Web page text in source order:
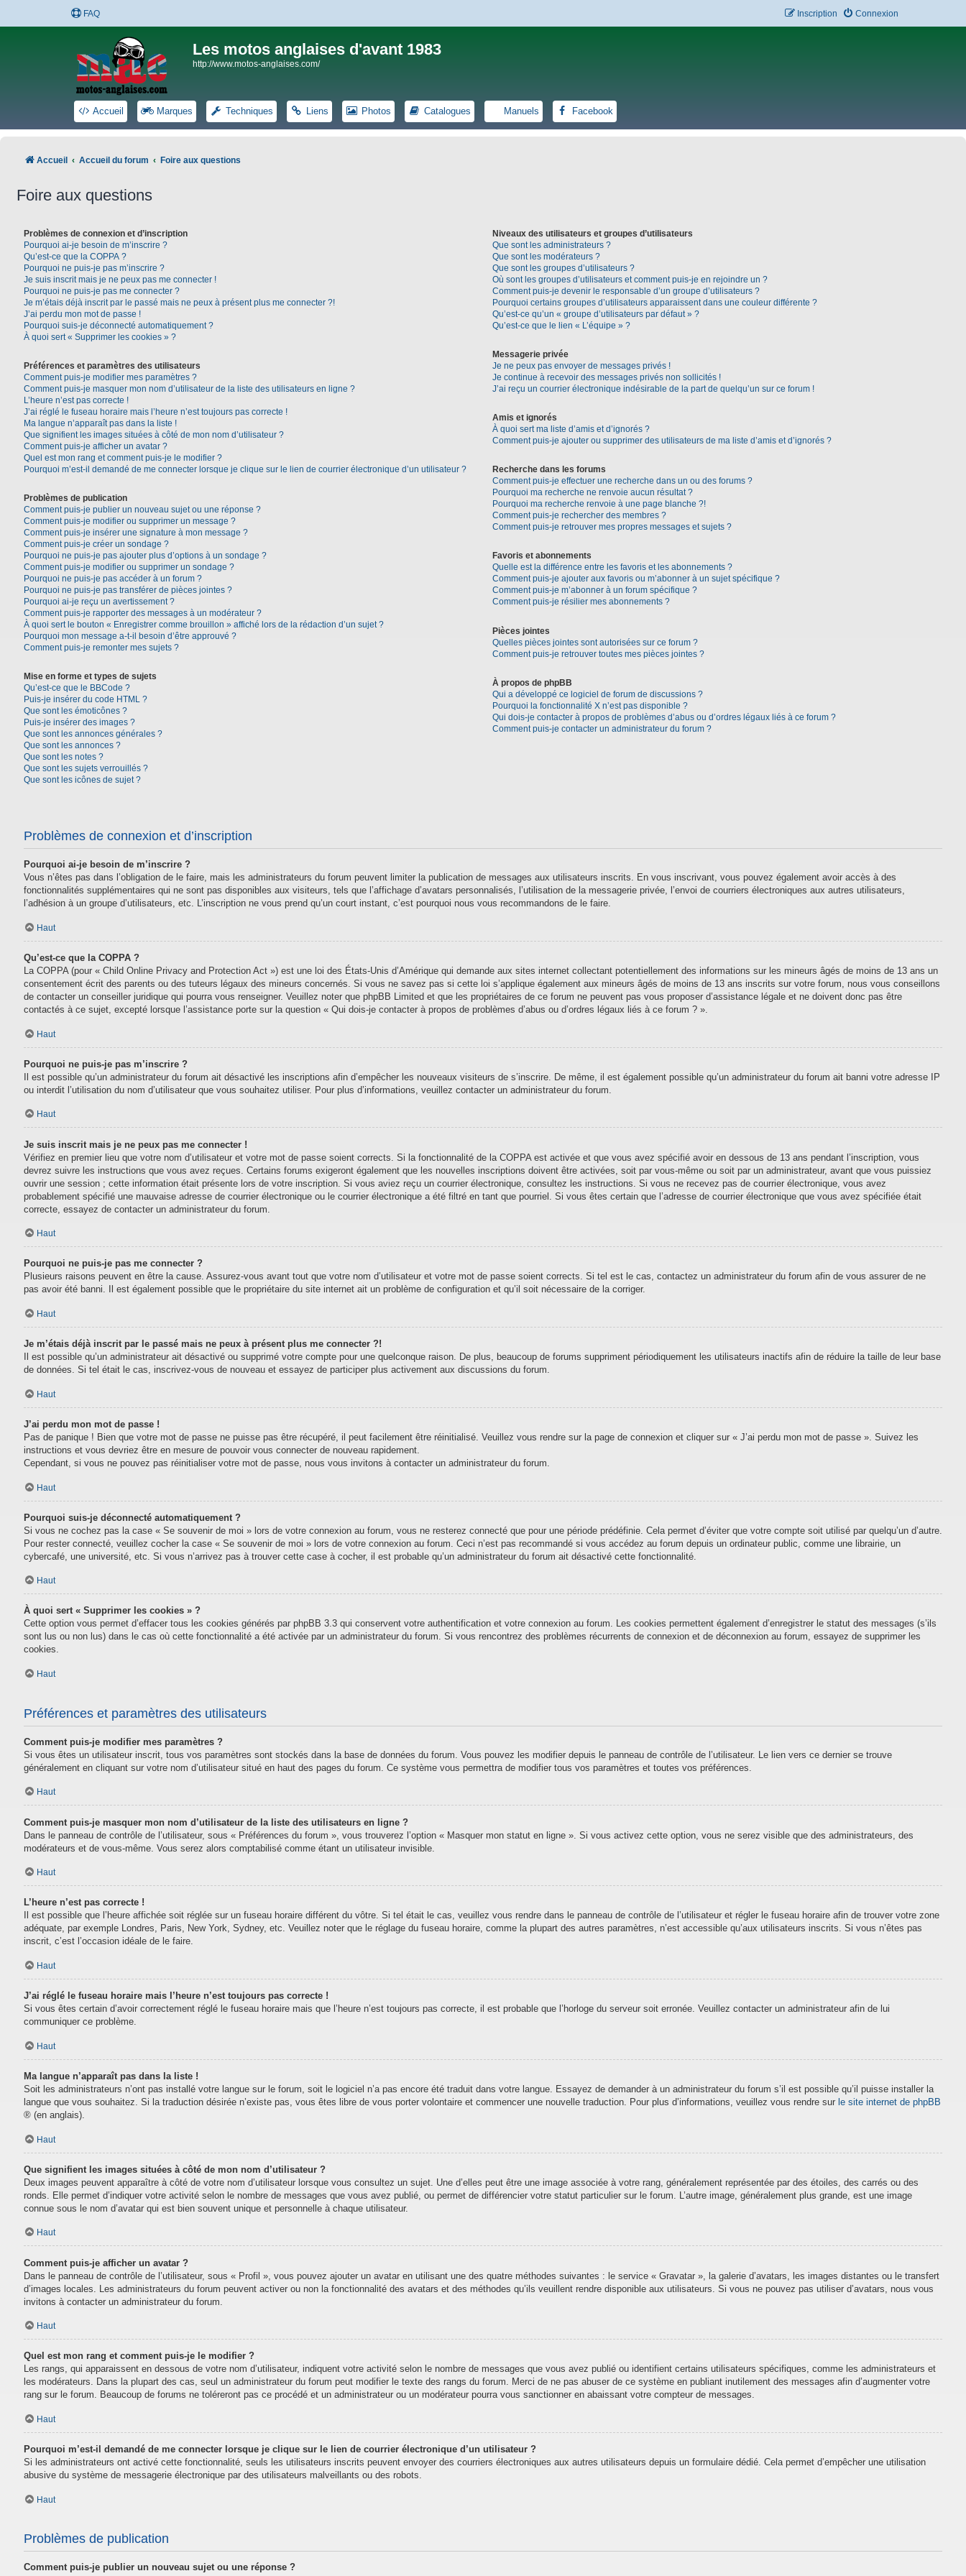
FAQ Connexion
Inscription
Les motos anglaises d'avant 1983
http://www.motos-anglaises.com/
Accueil Marques Techniques Liens Photos Catalogues Manuels Facebook
Accueil Accueil du forum Foire aux questions
Foire aux questions
Problèmes de connexion et d’inscription
Pourquoi ai-je besoin de m’inscrire ?
Qu’est-ce que la COPPA ?
Pourquoi ne puis-je pas m’inscrire ?
Je suis inscrit mais je ne peux pas me connecter !
Pourquoi ne puis-je pas me connecter ?
Je m’étais déjà inscrit par le passé mais ne peux à présent plus me connecter ?!
J’ai perdu mon mot de passe !
Pourquoi suis-je déconnecté automatiquement ?
À quoi sert « Supprimer les cookies » ?
Préférences et paramètres des utilisateurs
Comment puis-je modifier mes paramètres ?
Comment puis-je masquer mon nom d’utilisateur de la liste des utilisateurs en ligne ?
L’heure n’est pas correcte !
J’ai réglé le fuseau horaire mais l’heure n’est toujours pas correcte !
Ma langue n’apparaît pas dans la liste !
Que signifient les images situées à côté de mon nom d’utilisateur ?
Comment puis-je afficher un avatar ?
Quel est mon rang et comment puis-je le modifier ?
Pourquoi m’est-il demandé de me connecter lorsque je clique sur le lien de courrier électronique d’un utilisateur ?
Problèmes de publication
Comment puis-je publier un nouveau sujet ou une réponse ?
Comment puis-je modifier ou supprimer un message ?
Comment puis-je insérer une signature à mon message ?
Comment puis-je créer un sondage ?
Pourquoi ne puis-je pas ajouter plus d’options à un sondage ?
Comment puis-je modifier ou supprimer un sondage ?
Pourquoi ne puis-je pas accéder à un forum ?
Pourquoi ne puis-je pas transférer de pièces jointes ?
Pourquoi ai-je reçu un avertissement ?
Comment puis-je rapporter des messages à un modérateur ?
À quoi sert le bouton « Enregistrer comme brouillon » affiché lors de la rédaction d’un sujet ?
Pourquoi mon message a-t-il besoin d’être approuvé ?
Comment puis-je remonter mes sujets ?
Mise en forme et types de sujets
Qu’est-ce que le BBCode ?
Puis-je insérer du code HTML ?
Que sont les émoticônes ?
Puis-je insérer des images ?
Que sont les annonces générales ?
Que sont les annonces ?
Que sont les notes ?
Que sont les sujets verrouillés ?
Que sont les icônes de sujet ?
Niveaux des utilisateurs et groupes d’utilisateurs
Que sont les administrateurs ?
Que sont les modérateurs ?
Que sont les groupes d’utilisateurs ?
Où sont les groupes d’utilisateurs et comment puis-je en rejoindre un ?
Comment puis-je devenir le responsable d’un groupe d’utilisateurs ?
Pourquoi certains groupes d’utilisateurs apparaissent dans une couleur différente ?
Qu’est-ce qu’un « groupe d’utilisateurs par défaut » ?
Qu’est-ce que le lien « L’équipe » ?
Messagerie privée
Je ne peux pas envoyer de messages privés !
Je continue à recevoir des messages privés non sollicités !
J’ai reçu un courrier électronique indésirable de la part de quelqu’un sur ce forum !
Amis et ignorés
À quoi sert ma liste d’amis et d’ignorés ?
Comment puis-je ajouter ou supprimer des utilisateurs de ma liste d’amis et d’ignorés ?
Recherche dans les forums
Comment puis-je effectuer une recherche dans un ou des forums ?
Pourquoi ma recherche ne renvoie aucun résultat ?
Pourquoi ma recherche renvoie à une page blanche ?!
Comment puis-je rechercher des membres ?
Comment puis-je retrouver mes propres messages et sujets ?
Favoris et abonnements
Quelle est la différence entre les favoris et les abonnements ?
Comment puis-je ajouter aux favoris ou m’abonner à un sujet spécifique ?
Comment puis-je m’abonner à un forum spécifique ?
Comment puis-je résilier mes abonnements ?
Pièces jointes
Quelles pièces jointes sont autorisées sur ce forum ?
Comment puis-je retrouver toutes mes pièces jointes ?
À propos de phpBB
Qui a développé ce logiciel de forum de discussions ?
Pourquoi la fonctionnalité X n’est pas disponible ?
Qui dois-je contacter à propos de problèmes d’abus ou d’ordres légaux liés à ce forum ?
Comment puis-je contacter un administrateur du forum ?
Problèmes de connexion et d’inscription
Pourquoi ai-je besoin de m’inscrire ?
Vous n’êtes pas dans l’obligation de le faire, mais les administrateurs du forum peuvent limiter la publication de messages aux utilisateurs inscrits. En vous inscrivant, vous pouvez également avoir accès à des
fonctionnalités supplémentaires qui ne sont pas disponibles aux visiteurs, tels que l’affichage d’avatars personnalisés, l’utilisation de la messagerie privée, l’envoi de courriers électroniques aux autres utilisateurs,
l’adhésion à un groupe d’utilisateurs, etc. L’inscription ne vous prend qu’un court instant, c’est pourquoi nous vous recommandons de le faire.
Haut
Qu’est-ce que la COPPA ?
La COPPA (pour « Child Online Privacy and Protection Act ») est une loi des États-Unis d’Amérique qui demande aux sites internet collectant potentiellement des informations sur les mineurs âgés de moins de 13 ans un
consentement écrit des parents ou des tuteurs légaux des mineurs concernés. Si vous ne savez pas si cette loi s’applique également aux mineurs âgés de moins de 13 ans inscrits sur votre forum, nous vous conseillons
de contacter un conseiller juridique qui pourra vous renseigner. Veuillez noter que phpBB Limited et que les propriétaires de ce forum ne peuvent pas vous proposer d’assistance légale et ne doivent donc pas être
contactés à ce sujet, excepté lorsque l’assistance porte sur la question « Qui dois-je contacter à propos de problèmes d’abus ou d’ordres légaux liés à ce forum ? ».
Haut
Pourquoi ne puis-je pas m’inscrire ?
Il est possible qu’un administrateur du forum ait désactivé les inscriptions afin d’empêcher les nouveaux visiteurs de s’inscrire. De même, il est également possible qu’un administrateur du forum ait banni votre adresse IP
ou interdit l’utilisation du nom d’utilisateur que vous souhaitez utiliser. Pour plus d’informations, veuillez contacter un administrateur du forum.
Haut
Je suis inscrit mais je ne peux pas me connecter !
Vérifiez en premier lieu que votre nom d’utilisateur et votre mot de passe soient corrects. Si la fonctionnalité de la COPPA est activée et que vous avez spécifié avoir en dessous de 13 ans pendant l’inscription, vous
devrez suivre les instructions que vous avez reçues. Certains forums exigeront également que les nouvelles inscriptions doivent être activées, soit par vous-même ou soit par un administrateur, avant que vous puissiez
ouvrir une session ; cette information était présente lors de votre inscription. Si vous aviez reçu un courrier électronique, consultez les instructions. Si vous ne recevez pas de courrier électronique, vous avez
probablement spécifié une mauvaise adresse de courrier électronique ou le courrier électronique a été filtré en tant que pourriel. Si vous êtes certain que l’adresse de courrier électronique que vous avez spécifiée était
correcte, essayez de contacter un administrateur du forum.
Haut
Pourquoi ne puis-je pas me connecter ?
Plusieurs raisons peuvent en être la cause. Assurez-vous avant tout que votre nom d’utilisateur et votre mot de passe soient corrects. Si tel est le cas, contactez un administrateur du forum afin de vous assurer de ne
pas avoir été banni. Il est également possible que le propriétaire du site internet ait un problème de configuration et qu’il soit nécessaire de la corriger.
Haut
Je m’étais déjà inscrit par le passé mais ne peux à présent plus me connecter ?!
Il est possible qu’un administrateur ait désactivé ou supprimé votre compte pour une quelconque raison. De plus, beaucoup de forums suppriment périodiquement les utilisateurs inactifs afin de réduire la taille de leur base
de données. Si tel était le cas, inscrivez-vous de nouveau et essayez de participer plus activement aux discussions du forum.
Haut
J’ai perdu mon mot de passe !
Pas de panique ! Bien que votre mot de passe ne puisse pas être récupéré, il peut facilement être réinitialisé. Veuillez vous rendre sur la page de connexion et cliquer sur « J’ai perdu mon mot de passe ». Suivez les
instructions et vous devriez être en mesure de pouvoir vous connecter de nouveau rapidement.
Cependant, si vous ne pouvez pas réinitialiser votre mot de passe, nous vous invitons à contacter un administrateur du forum.
Haut
Pourquoi suis-je déconnecté automatiquement ?
Si vous ne cochez pas la case « Se souvenir de moi » lors de votre connexion au forum, vous ne resterez connecté que pour une période prédéfinie. Cela permet d’éviter que votre compte soit utilisé par quelqu’un d’autre.
Pour rester connecté, veuillez cocher la case « Se souvenir de moi » lors de votre connexion au forum. Ceci n’est pas recommandé si vous accédez au forum depuis un ordinateur public, comme une librairie, un
cybercafé, une université, etc. Si vous n’arrivez pas à trouver cette case à cocher, il est probable qu’un administrateur du forum ait désactivé cette fonctionnalité.
Haut
À quoi sert « Supprimer les cookies » ?
Cette option vous permet d’effacer tous les cookies générés par phpBB 3.3 qui conservent votre authentification et votre connexion au forum. Les cookies permettent également d’enregistrer le statut des messages (s’ils
sont lus ou non lus) dans le cas où cette fonctionnalité a été activée par un administrateur du forum. Si vous rencontrez des problèmes récurrents de connexion et de déconnexion au forum, essayez de supprimer les
cookies.
Haut
Préférences et paramètres des utilisateurs
Comment puis-je modifier mes paramètres ?
Si vous êtes un utilisateur inscrit, tous vos paramètres sont stockés dans la base de données du forum. Vous pouvez les modifier depuis le panneau de contrôle de l’utilisateur. Le lien vers ce dernier se trouve
généralement en cliquant sur votre nom d’utilisateur situé en haut des pages du forum. Ce système vous permettra de modifier tous vos paramètres et toutes vos préférences.
Haut
Comment puis-je masquer mon nom d’utilisateur de la liste des utilisateurs en ligne ?
Dans le panneau de contrôle de l’utilisateur, sous « Préférences du forum », vous trouverez l’option « Masquer mon statut en ligne ». Si vous activez cette option, vous ne serez visible que des administrateurs, des
modérateurs et de vous-même. Vous serez alors comptabilisé comme étant un utilisateur invisible.
Haut
L’heure n’est pas correcte !
Il est possible que l’heure affichée soit réglée sur un fuseau horaire différent du vôtre. Si tel était le cas, veuillez vous rendre dans le panneau de contrôle de l’utilisateur et régler le fuseau horaire afin de trouver votre zone
adéquate, par exemple Londres, Paris, New York, Sydney, etc. Veuillez noter que le réglage du fuseau horaire, comme la plupart des autres paramètres, n’est accessible qu’aux utilisateurs inscrits. Si vous n’êtes pas
inscrit, c’est l’occasion idéale de le faire.
Haut
J’ai réglé le fuseau horaire mais l’heure n’est toujours pas correcte !
Si vous êtes certain d’avoir correctement réglé le fuseau horaire mais que l’heure n’est toujours pas correcte, il est probable que l’horloge du serveur soit erronée. Veuillez contacter un administrateur afin de lui
communiquer ce problème.
Haut
Ma langue n’apparaît pas dans la liste !
Soit les administrateurs n’ont pas installé votre langue sur le forum, soit le logiciel n’a pas encore été traduit dans votre langue. Essayez de demander à un administrateur du forum s’il est possible qu’il puisse installer la
langue que vous souhaitez. Si la traduction désirée n’existe pas, vous êtes libre de vous porter volontaire et commencer une nouvelle traduction. Pour plus d’informations, veuillez vous rendre sur le site internet de phpBB
® (en anglais).
Haut
Que signifient les images situées à côté de mon nom d’utilisateur ?
Deux images peuvent apparaître à côté de votre nom d’utilisateur lorsque vous consultez un sujet. Une d’elles peut être une image associée à votre rang, généralement représentée par des étoiles, des carrés ou des
ronds. Elle permet d’indiquer votre activité selon le nombre de messages que vous avez publié, ou permet de différencier votre statut particulier sur le forum. L’autre image, généralement plus grande, est une image
connue sous le nom d’avatar qui est bien souvent unique et personnelle à chaque utilisateur.
Haut
Comment puis-je afficher un avatar ?
Dans le panneau de contrôle de l’utilisateur, sous « Profil », vous pouvez ajouter un avatar en utilisant une des quatre méthodes suivantes : le service « Gravatar », la galerie d’avatars, les images distantes ou le transfert
d’images locales. Les administrateurs du forum peuvent activer ou non la fonctionnalité des avatars et des méthodes qu’ils veuillent rendre disponible aux utilisateurs. Si vous ne pouvez pas utiliser d’avatars, nous vous
invitons à contacter un administrateur du forum.
Haut
Quel est mon rang et comment puis-je le modifier ?
Les rangs, qui apparaissent en dessous de votre nom d’utilisateur, indiquent votre activité selon le nombre de messages que vous avez publié ou identifient certains utilisateurs spécifiques, comme les administrateurs et
les modérateurs. Dans la plupart des cas, seul un administrateur du forum peut modifier le texte des rangs du forum. Merci de ne pas abuser de ce système en publiant inutilement des messages afin d’augmenter votre
rang sur le forum. Beaucoup de forums ne toléreront pas ce procédé et un administrateur ou un modérateur pourra vous sanctionner en abaissant votre compteur de messages.
Haut
Pourquoi m’est-il demandé de me connecter lorsque je clique sur le lien de courrier électronique d’un utilisateur ?
Si les administrateurs ont activé cette fonctionnalité, seuls les utilisateurs inscrits peuvent envoyer des courriers électroniques aux autres utilisateurs depuis un formulaire dédié. Cela permet d’empêcher une utilisation
abusive du système de messagerie électronique par des utilisateurs malveillants ou des robots.
Haut
Problèmes de publication
Comment puis-je publier un nouveau sujet ou une réponse ?